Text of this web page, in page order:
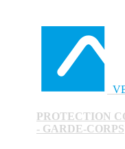
PROTECTION
- GARDE-CORPS